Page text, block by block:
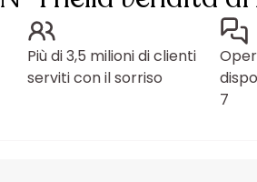
Più di 3,5 milioni di clienti
serviti con il sorriso
7